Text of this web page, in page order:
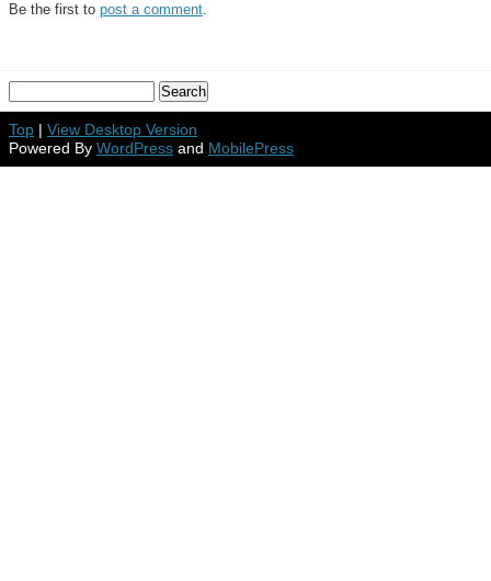
Be the first to post a comment.
Top | View Desktop Version
Powered By WordPress and MobilePress